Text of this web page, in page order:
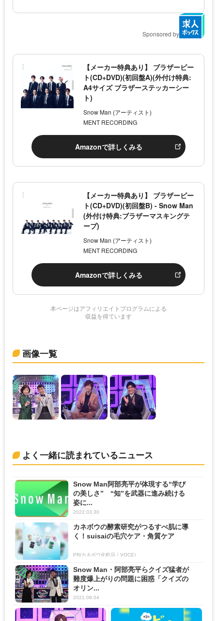
Sponsored by
【メーカー特典あり】 ブラザービー
ト(CD+DVD)(初回盤A)(外付け特典:
A4サイズ ブラザーステッカーシー
ト)
Snow Man (アーティスト)
MENT RECORDING
Amazonで詳しくみる
【メーカー特典あり】 ブラザービー
ト(CD+DVD)(初回盤B) - Snow Man
(外付け特典:ブラザーマスキングテ
ープ)
Snow Man (アーティスト)
MENT RECORDING
Amazonで詳しくみる
本ページはアフィリエイトプログラムによる
収益を得ています
画像一覧
よく一緒に読まれているニュース
Snow Man阿部亮平が体現する“学び
の美しさ” “知”を武器に進み続ける
姿に...
2022.03.30
カネボウの酵素研究がつるすべ肌に導
く！suisaiの毛穴ケア・角質ケア
PR(カネボウ化粧品｜VOCE)
Snow Man・阿部亮平らクイズ猛者が
難度爆上がりの問題に困惑「クイズの
オリン...
2021.08.04